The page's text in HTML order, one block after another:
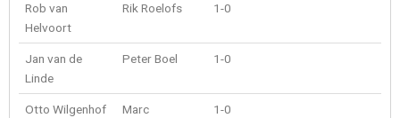
Rob van
Helvoort
Rik Roelofs 1-0
Jan van de
Linde
Peter Boel 1-0
Otto Wilgenhof
Marc
1-0